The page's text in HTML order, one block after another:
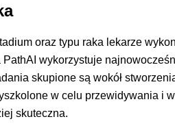
oraz typu raka lekarze
wykorzystuje
skupione są wokół
w celu przewidywania i
skuteczna.